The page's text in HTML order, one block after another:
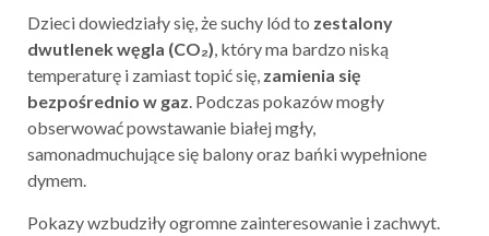
Dzieci dowiedziały się, że suchy lód to zestalony
dwutlenek węgla (CO₂) , który ma bardzo niską
temperaturę i zamiast topić się, zamienia się
bezpośrednio w gaz . Podczas pokazów mogły
obserwować powstawanie białej mgły,
samonadmuchujące się balony oraz bańki wypełnione
dymem.
Pokazy wzbudziły ogromne zainteresowanie i zachwyt.